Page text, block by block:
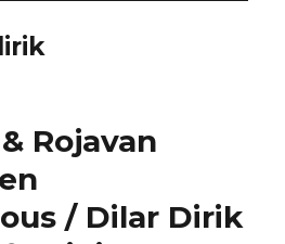
Rojavan
/ Dilar Dirik